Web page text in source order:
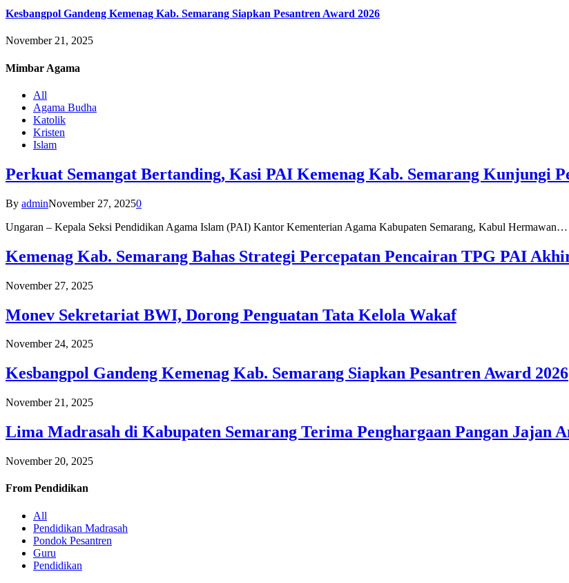
Kesbangpol Gandeng Kemenag Kab. Semarang Siapkan Pesantren Award 2026
November 21, 2025
Mimbar Agama
All
Agama Budha
Katolik
Kristen
Islam
Perkuat Semangat Bertanding, Kasi PAI Kemenag Kab. Semarang Kunjungi
By adminNovember 27, 20250
Ungaran – Kepala Seksi Pendidikan Agama Islam (PAI) Kantor Kementerian Agama Kabupaten Semarang, Kabul Hermawan…
Kemenag Kab. Semarang Bahas Strategi Percepatan Pencairan TPG PAI
November 27, 2025
Monev Sekretariat BWI, Dorong Penguatan Tata Kelola Wakaf
November 24, 2025
Kesbangpol Gandeng Kemenag Kab. Semarang Siapkan Pesantren Award 2026
November 21, 2025
Lima Madrasah di Kabupaten Semarang Terima Penghargaan Pangan Jajan
November 20, 2025
From Pendidikan
All
Pendidikan Madrasah
Pondok Pesantren
Guru
Pendidikan